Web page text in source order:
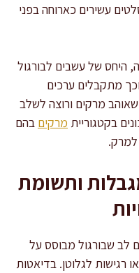
עשירים כארוחה בפני
היחס של עשבים לבורגול
מתקבלים ערכים
מרקים ורוצה לשלב
בקטגוריית מרקים בהם
למרק.
ותשומת
לב שבורגול מבוסס על
רגישות לגלוטן. בדיאטות